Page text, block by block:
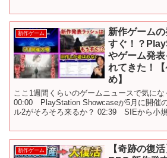
新作ゲーム
新作ゲーム
すぐ！？
やゲーム発
れてきた！
め】
ここ1週間くらいのゲームニュースで気にな
00:00 PlayStation Showcaseが5月に開催
ル2がそろそろ来るか？ 02:39 SIEから小
新作ゲーム
【奇跡の復